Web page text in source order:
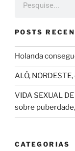
POSTS
Holanda
ALÔ,
VIDA SEXUAL
sobre
CATEGORIAS